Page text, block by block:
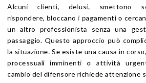
Alcuni clienti, delusi, smettono
rispondere, bloccano i pagamenti o
un altro professionista senza una
passaggio. Questo approccio può
la situazione. Se esiste una causa in
processuali imminenti o attività
cambio del difensore richiede attenzione